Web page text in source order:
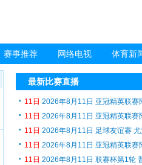
赛事推荐 网络电视 体育新
最新比赛直播
11日 2026年8月11日 亚冠精英联赛
11日 2026年8月11日 亚冠精英联赛
11日 2026年8月11日 足球友谊赛
11日 2026年8月11日 亚冠精英联赛
11日 2026年8月11日 联赛杯第1轮